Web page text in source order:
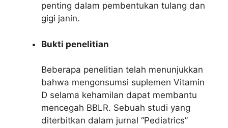
penting dalam pembentukan tulang dan
gigi janin.
Bukti penelitian
Beberapa penelitian telah menunjukkan
bahwa mengonsumsi suplemen Vitamin
D selama kehamilan dapat membantu
mencegah BBLR. Sebuah studi yang
diterbitkan dalam jurnal “Pediatrics”